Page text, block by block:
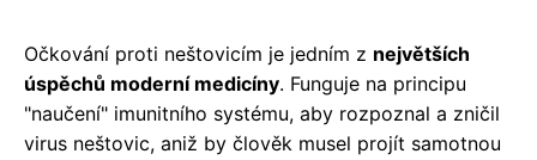
Očkování proti neštovicím je jedním z největších
úspěchů moderní medicíny. Funguje na principu
"naučení" imunitního systému, aby rozpoznal a zničil
virus neštovic, aniž by člověk musel projít samotnou